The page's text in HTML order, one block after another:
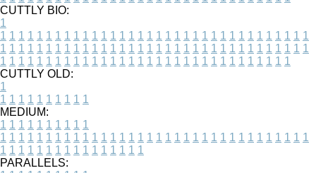
CUTTLY BIO:
1
1 1 1 1 1 1 1 1 1 1 1 1 1 1 1 1 1 1 1 1 1 1 1 1 1 1 1 1 1 1 1 1 1 1
1 1 1 1 1 1 1 1 1 1 1 1 1 1 1 1 1 1 1 1 1 1 1 1 1 1 1 1 1 1 1 1 1 1
1 1 1 1 1 1 1 1 1 1 1 1 1 1 1 1 1 1 1 1 1 1 1 1 1 1 1 1 1 1 1 1
CUTTLY OLD:
1
1 1 1 1 1 1 1 1 1 1
MEDIUM:
1 1 1 1 1 1 1 1 1 1
1 1 1 1 1 1 1 1 1 1 1 1 1 1 1 1 1 1 1 1 1 1 1 1 1 1 1 1 1 1 1 1 1 1
1 1 1 1 1 1 1 1 1 1 1 1 1 1 1 1
PARALLELS: